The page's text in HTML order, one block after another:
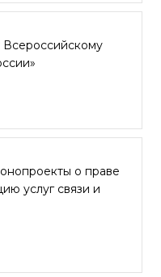
Всероссийскому
о праве
услуг связи и